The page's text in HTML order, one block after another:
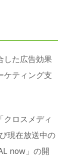
した広告効果
ケティング支
ロスメディ
現在放送中の
now」の開